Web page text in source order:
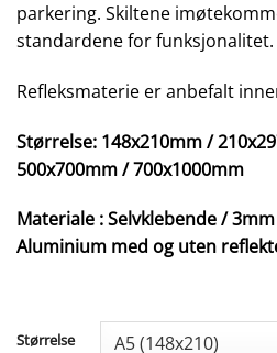
parkering. Skiltene
standardene for funksjonalitet.
Refleksmaterie er anbefalt
Størrelse: 148x210mm /
500x700mm / 700x1000mm
Materiale : Selvklebende /
Aluminium med og uten
Størrelse